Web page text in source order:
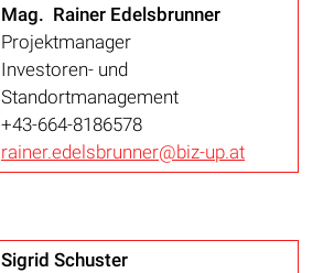
Mag. Rainer Edelsbrunner
Projektmanager
Investoren- und
Standortmanagement
+43-664-8186578
rainer.edelsbrunner@biz-up.at
Sigrid Schuster